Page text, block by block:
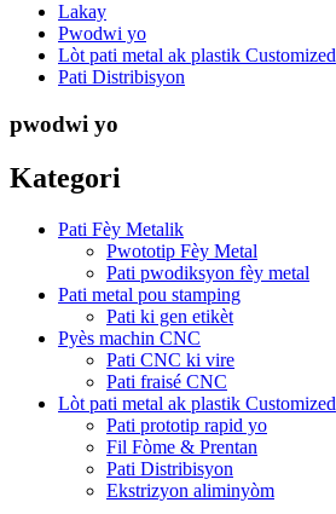
Lakay
Pwodwi yo
Lòt pati metal ak plastik Customized
Pati Distribisyon
pwodwi yo
Kategori
Pati Fèy Metalik
Pwototip Fèy Metal
Pati pwodiksyon fèy metal
Pati metal pou stamping
Pati ki gen etikèt
Pyès machin CNC
Pati CNC ki vire
Pati fraisé CNC
Lòt pati metal ak plastik Customized
Pati prototip rapid yo
Fil Fòme & Prentan
Pati Distribisyon
Ekstrizyon aliminyòm